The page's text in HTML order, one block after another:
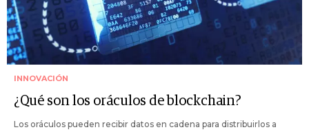
INNOVACIÓN
¿Qué son los oráculos de blockchain?
Los oráculos pueden recibir datos en cadena para distribuirlos a